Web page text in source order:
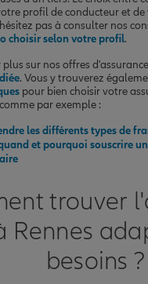
profil de conducteur et de
pas à consulter nos
choisir selon votre profil.
plus sur nos offres
. Vous y trouverez
pour bien choisir votre
par exemple :
les différents types de
et pourquoi souscrire
trouver
Rennes
besoins ?